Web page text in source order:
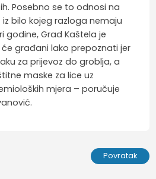
Posebno se to odnosi na
bilo kojeg razloga nemaju
godine, Grad Kaštela je
građani lako prepoznati jer
za prijevoz do groblja, a
maske za lice uz
mjera – poručuje
Povratak